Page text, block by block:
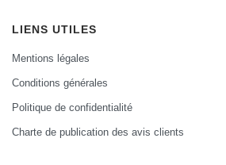
LIENS UTILES
Mentions légales
Conditions générales
Politique de confidentialité
Charte de publication des avis clients